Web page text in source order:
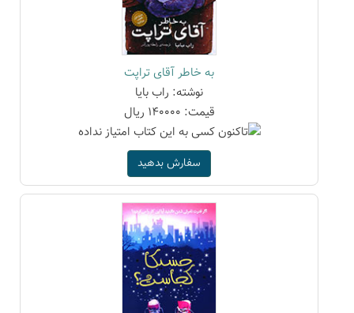
به خاطر آقای تراپت
نوشته: راب بایا
قیمت: 140000 ریال
سفارش بدهید